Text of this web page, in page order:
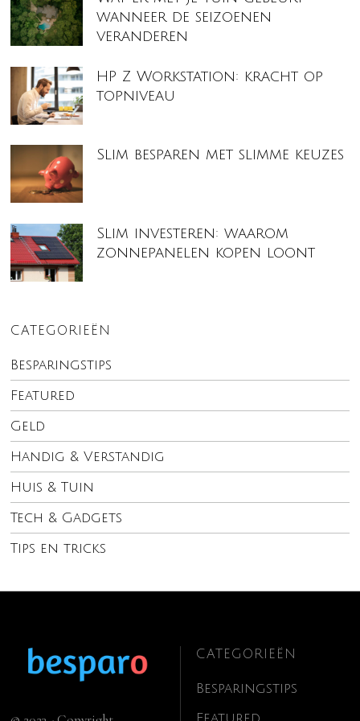
wanneer de seizoenen
veranderen
HP Z Workstation: kracht op
topniveau
Slim besparen met slimme keuzes
Slim investeren: waarom
zonnepanelen kopen loont
CATEGORIEËN
Besparingstips
Featured
Geld
Handig & Verstandig
Huis & Tuin
Tech & Gadgets
Tips en tricks
CATEGORIEËN
Besparingstips
Featured